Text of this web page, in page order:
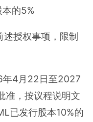
的5%
授权事项，限制
年4月22日至2027
准，按议程说明文
已发行股本10%的